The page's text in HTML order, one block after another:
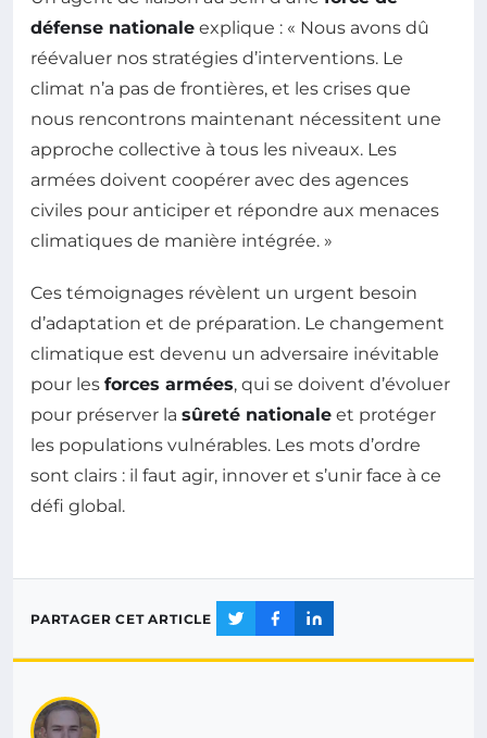
défense nationale explique : « Nous avons dû
réévaluer nos stratégies d’interventions. Le
climat n’a pas de frontières, et les crises que
nous rencontrons maintenant nécessitent une
approche collective à tous les niveaux. Les
armées doivent coopérer avec des agences
civiles pour anticiper et répondre aux menaces
climatiques de manière intégrée. »
Ces témoignages révèlent un urgent besoin
d’adaptation et de préparation. Le changement
climatique est devenu un adversaire inévitable
pour les forces armées, qui se doivent d’évoluer
pour préserver la sûreté nationale et protéger
les populations vulnérables. Les mots d’ordre
sont clairs : il faut agir, innover et s’unir face à ce
défi global.
PARTAGER CET ARTICLE